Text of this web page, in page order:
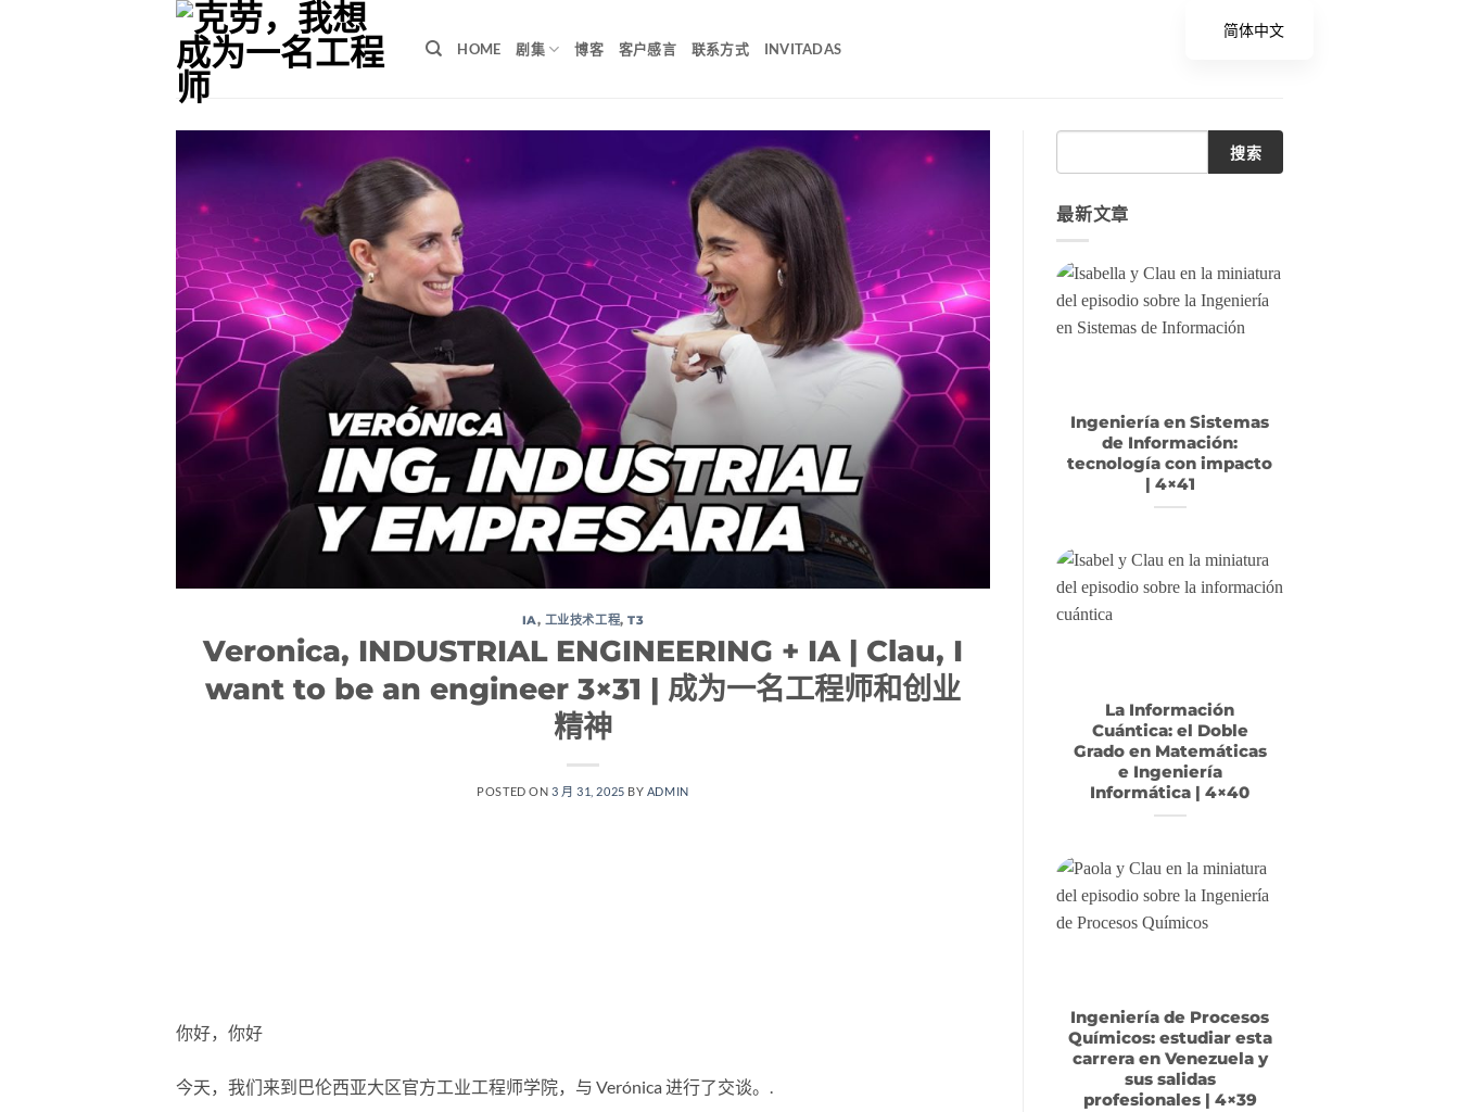
HOME 剧集 博客 客户感言 联系方式 INVITADAS
IA, 工业技术工程,T3
Veronica, INDUSTRIAL ENGINEERING + IA | Clau, I
want to be an engineer 3×31 | 成为一名工程师和创业
精神
POSTED ON 3 月 31, 2025 BY ADMIN
你好，你好
今天，我们来到巴伦西亚大区官方工业工程师学院，与 Verónica 进行了交谈。.
搜索
最新文章
Ingeniería en Sistemas
de Información:
tecnología con impacto
| 4×41
La Información
Cuántica: el Doble
Grado en Matemáticas
e Ingeniería
Informática | 4×40
Ingeniería de Procesos
Químicos: estudiar esta
carrera en Venezuela y
sus salidas
profesionales | 4×39
简体中文